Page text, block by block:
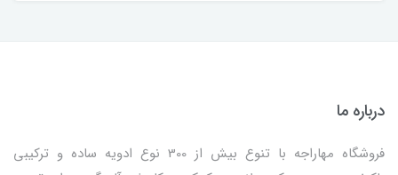
درباره ما
فروشگاه مهاراجه با تنوع بیش از 300 نوع ادویه ساده و ترکیبی